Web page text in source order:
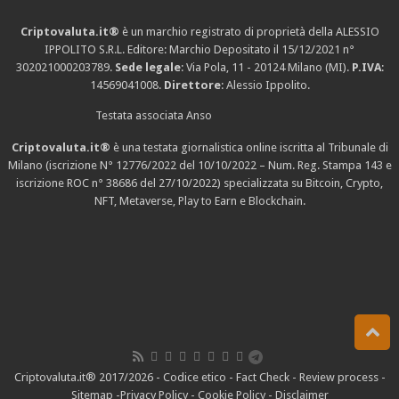
Criptovaluta.it® è un marchio registrato di proprietà della ALESSIO
IPPOLITO S.R.L. Editore: Marchio Depositato il 15/12/2021 n°
302021000203789. Sede legale: Via Pola, 11 - 20124 Milano (MI). P.IVA:
14569041008. Direttore: Alessio Ippolito.
Testata associata Anso
Criptovaluta.it® è una testata giornalistica online iscritta al Tribunale di
Milano (iscrizione N° 12776/2022 del 10/10/2022 – Num. Reg. Stampa 143 e
iscrizione ROC n° 38686 del 27/10/2022) specializzata su Bitcoin, Crypto,
NFT, Metaverse, Play to Earn e Blockchain.
Criptovaluta.it® 2017/2026 - Codice etico - Fact Check- Review process-
Sitemap -Privacy Policy- Cookie Policy- Disclaimer